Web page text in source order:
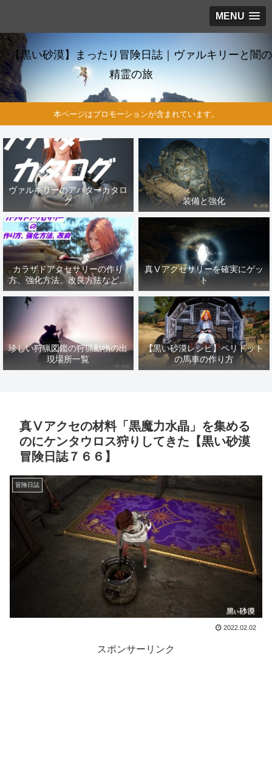
MENU
【黒い砂漠】まったり冒険日誌｜ヴァルキリーと闇の
精霊の旅
本ページはプロモーションが含まれています。
ヴァルキリーのアバターカタロ
グ
装備と強化
カラザドアクセサリーの作り
方、強化方法、改良方法などま
とめ【黒い砂漠冒険日誌１４１
真Ⅴアクセサリーを確実にゲッ
ト
珍しい狩猟図鑑の狩猟動物の出
現場所一覧
【黒い砂漠レシピ】ペリドット
の馬車の作り方
真Ⅴアクセの材料「黒魔力水晶」を集める
のにケンタウロス狩りしてきた【黒い砂漠
冒険日誌７６６】
冒険日誌
2022.02.02
スポンサーリンク